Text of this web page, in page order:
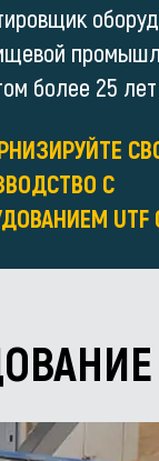
более 25 лет
С
UTF